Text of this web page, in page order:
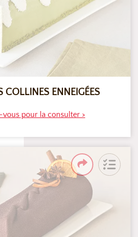
COLLINES ENNEIGÉES
vous pour la consulter >